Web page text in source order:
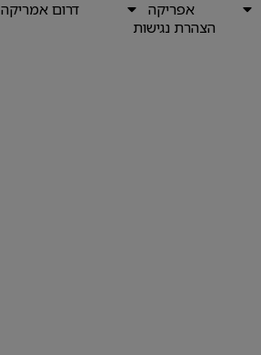
אפריקה דרום אמריקה
הצהרת נגישות